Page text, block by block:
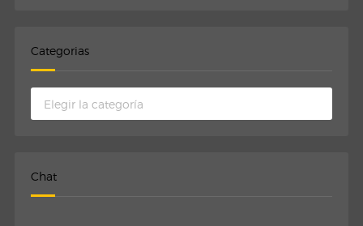
Categorias
Categorias
Chat